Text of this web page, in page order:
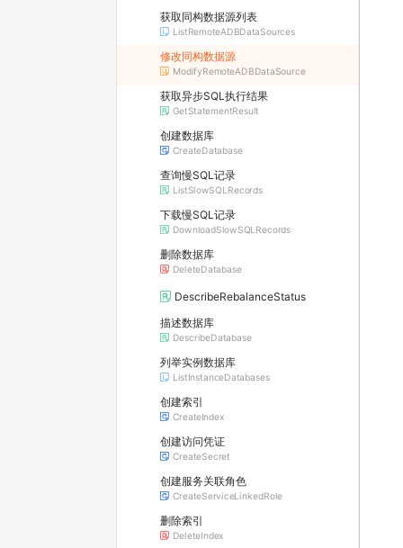
获取同构数据源列表
ListRemoteADBDataSources
修改同构数据源
ModifyRemoteADBDataSource
获取异步SQL执行结果
GetStatementResult
创建数据库
CreateDatabase
查询慢SQL记录
ListSlowSQLRecords
下载慢SQL记录
DownloadSlowSQLRecords
删除数据库
DeleteDatabase
DescribeRebalanceStatus
描述数据库
DescribeDatabase
列举实例数据库
ListInstanceDatabases
创建索引
CreateIndex
创建访问凭证
CreateSecret
创建服务关联角色
CreateServiceLinkedRole
删除索引
DeleteIndex